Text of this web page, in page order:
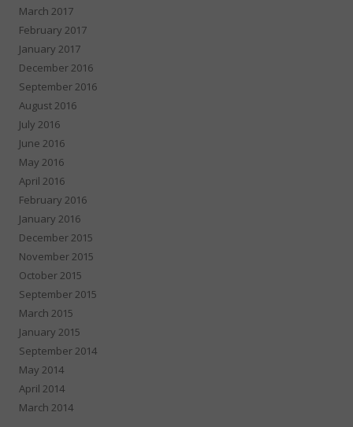
March 2017
February 2017
January 2017
December 2016
September 2016
August 2016
July 2016
June 2016
May 2016
April 2016
February 2016
January 2016
December 2015
November 2015
October 2015
September 2015
March 2015
January 2015
September 2014
May 2014
April 2014
March 2014